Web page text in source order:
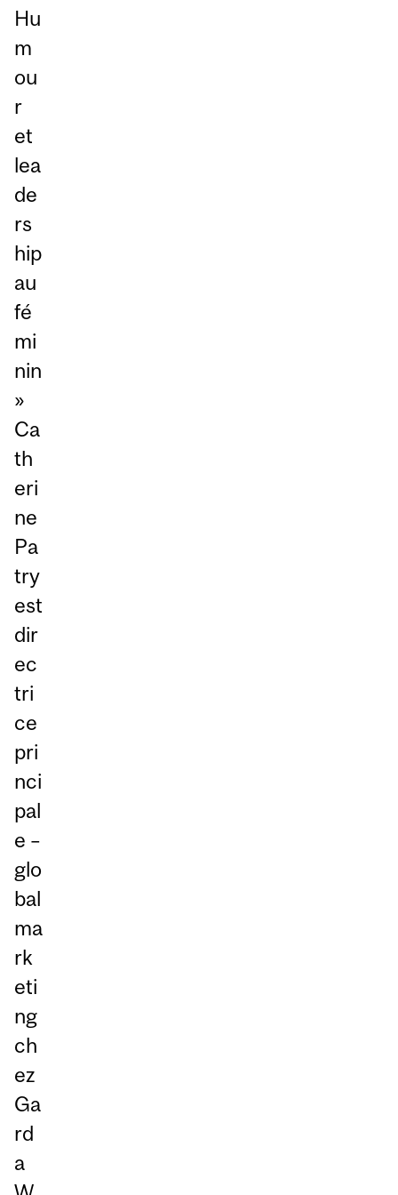
Hu
m
ou
r
et
lea
de
rs
hip
au
fé
mi
nin
»
Ca
th
eri
ne
Pa
try
est
dir
ec
tri
ce
pri
nci
pal
e –
glo
bal
ma
rk
eti
ng
ch
ez
Ga
rd
a